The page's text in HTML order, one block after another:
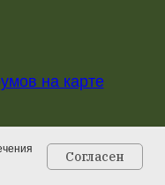
на карте
Согласен